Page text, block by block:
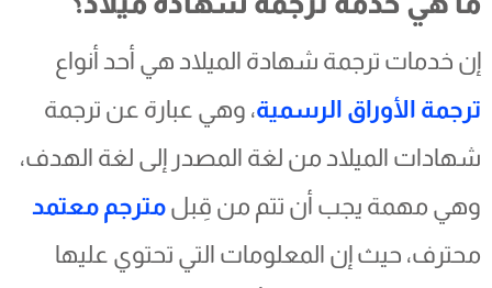
إن خدمات ترجمة شهادة الميلاد هي أحد أنواع
ترجمة الأوراق الرسمية، وهي عبارة عن ترجمة
شهادات الميلاد من لغة المصدر إلى لغة الهدف،
وهي مهمة يجب أن تتم من قِبل مترجم معتمد
محترف، حيث إن المعلومات التي تحتوي عليها